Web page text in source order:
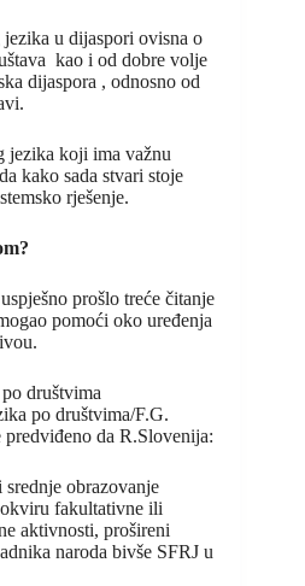
u dijaspori ovisna o
kao i od dobre volje
dijaspora , odnosno od
jezika koji ima važnu
kako sada stvari stoje
rješenje.
prošlo treće čitanje
pomoći oko uređenja
po društvima/F.G.
da R.Slovenija:
obrazovanje
fakultativne ili
aktivnosti, prošireni
naroda bivše SFRJ u